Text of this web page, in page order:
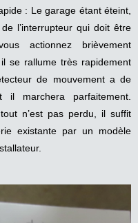
: Le garage étant éteint,
l’interrupteur qui doit être
actionnez brièvement
se rallume très rapidement
de mouvement a de
marchera parfaitement.
n’est pas perdu, il suffit
existante par un modèle